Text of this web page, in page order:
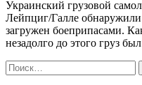
Украинский грузовой
Лейпциг/Галле
загружен боеприпасами.
незадолго до этого груз
Найти: